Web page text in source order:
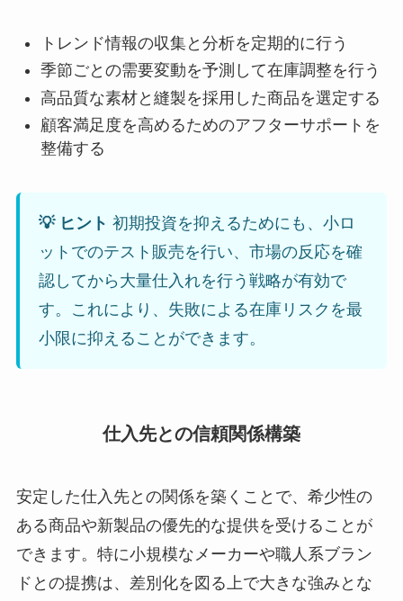
トレンド情報の収集と分析を定期的に行う
季節ごとの需要変動を予測して在庫調整を行う
高品質な素材と縫製を採用した商品を選定する
顧客満足度を高めるためのアフターサポートを
整備する
💡 ヒント 初期投資を抑えるためにも、小ロ
ットでのテスト販売を行い、市場の反応を確
認してから大量仕入れを行う戦略が有効で
す。これにより、失敗による在庫リスクを最
小限に抑えることができます。
仕入先との信頼関係構築
安定した仕入先との関係を築くことで、希少性の
ある商品や新製品の優先的な提供を受けることが
できます。特に小規模なメーカーや職人系ブラン
ドとの提携は、差別化を図る上で大きな強みとな